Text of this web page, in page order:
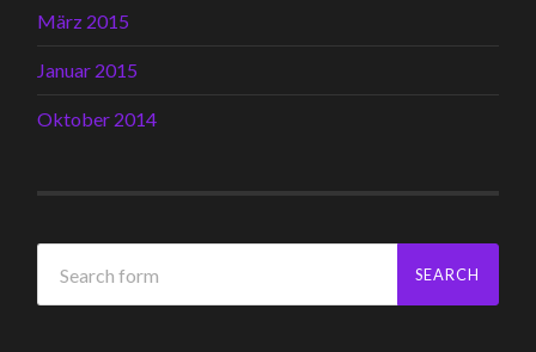
März 2015
Januar 2015
Oktober 2014